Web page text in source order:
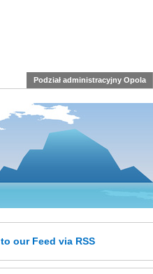
Podział administracyjny Opola
to our Feed via RSS